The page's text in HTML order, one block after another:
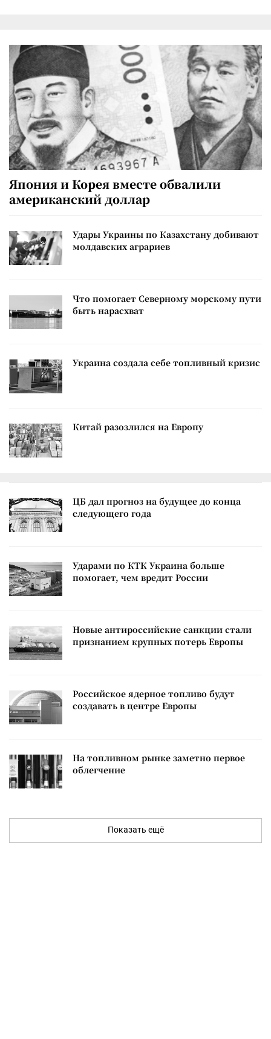
Япония и Корея вместе обвалили
американский доллар
Удары Украины по Казахстану добивают
молдавских аграриев
Что помогает Северному морскому пути
быть нарасхват
Украина создала себе топливный кризис
Китай разозлился на Европу
ЦБ дал прогноз на будущее до конца
следующего года
Ударами по КТК Украина больше
помогает, чем вредит России
Новые антироссийские санкции стали
признанием крупных потерь Европы
Российское ядерное топливо будут
создавать в центре Европы
На топливном рынке заметно первое
облегчение
Показать ещё